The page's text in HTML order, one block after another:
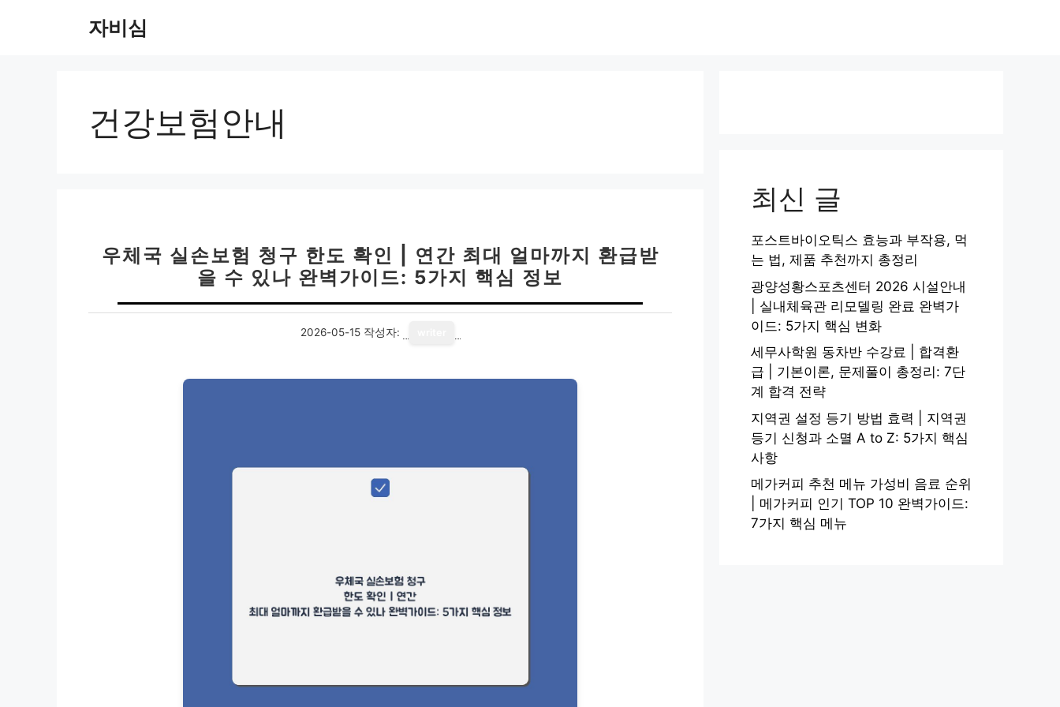
자비심
건강보험안내
우체국 실손보험 청구 한도 확인 | 연간 최대 얼마까지 환급받
을 수 있나 완벽가이드: 5가지 핵심 정보
2026-05-15 작성자:
최신 글
포스트바이오틱스 효능과 부작용, 먹
는 법, 제품 추천까지 총정리
광양성황스포츠센터 2026 시설안내
| 실내체육관 리모델링 완료 완벽가
이드: 5가지 핵심 변화
세무사학원 동차반 수강료 | 합격환
급 | 기본이론, 문제풀이 총정리: 7단
계 합격 전략
지역권 설정 등기 방법 효력 | 지역권
등기 신청과 소멸 A to Z: 5가지 핵심
사항
메가커피 추천 메뉴 가성비 음료 순위
| 메가커피 인기 TOP 10 완벽가이드:
7가지 핵심 메뉴